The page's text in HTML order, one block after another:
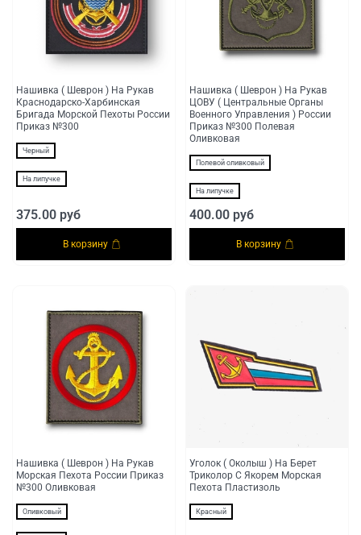
Нашивка ( Шеврон ) На Рукав
Краснодарско-Харбинская
Бригада Морской Пехоты России
Приказ №300
Черный
На липучке
375.00 руб
В корзину
Нашивка ( Шеврон ) На Рукав
ЦОВУ ( Центральные Органы
Военного Управления ) России
Приказ №300 Полевая
Оливковая
Полевой оливковый
На липучке
400.00 руб
В корзину
Нашивка ( Шеврон ) На Рукав
Морская Пехота России Приказ
№300 Оливковая
Оливковый
Уголок ( Околыш ) На Берет
Триколор С Якорем Морская
Пехота Пластизоль
Красный